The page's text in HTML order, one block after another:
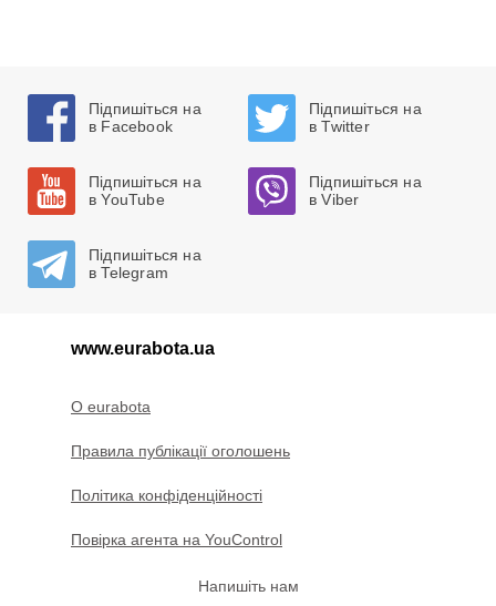
Підпишіться на
в Facebook
Підпишіться на
в Twitter
Підпишіться на
в YouTube
Підпишіться на
в Viber
Підпишіться на
в Telegram
www.eurabota.ua
O eurabota
Правила публікації оголошень
Політика конфіденційності
Повірка агента на YouControl
Напишіть нам